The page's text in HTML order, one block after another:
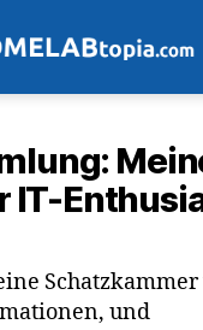
IT-
und